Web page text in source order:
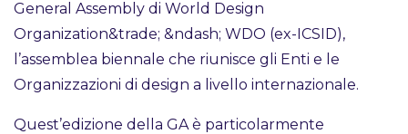
General Assembly di World Design
Organization&trade; &ndash; WDO (ex-ICSID),
l’assemblea biennale che riunisce gli Enti e le
Organizzazioni di design a livello internazionale.
Quest’edizione della GA è particolarmente